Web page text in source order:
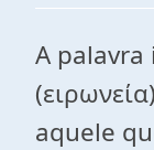
A
aquele